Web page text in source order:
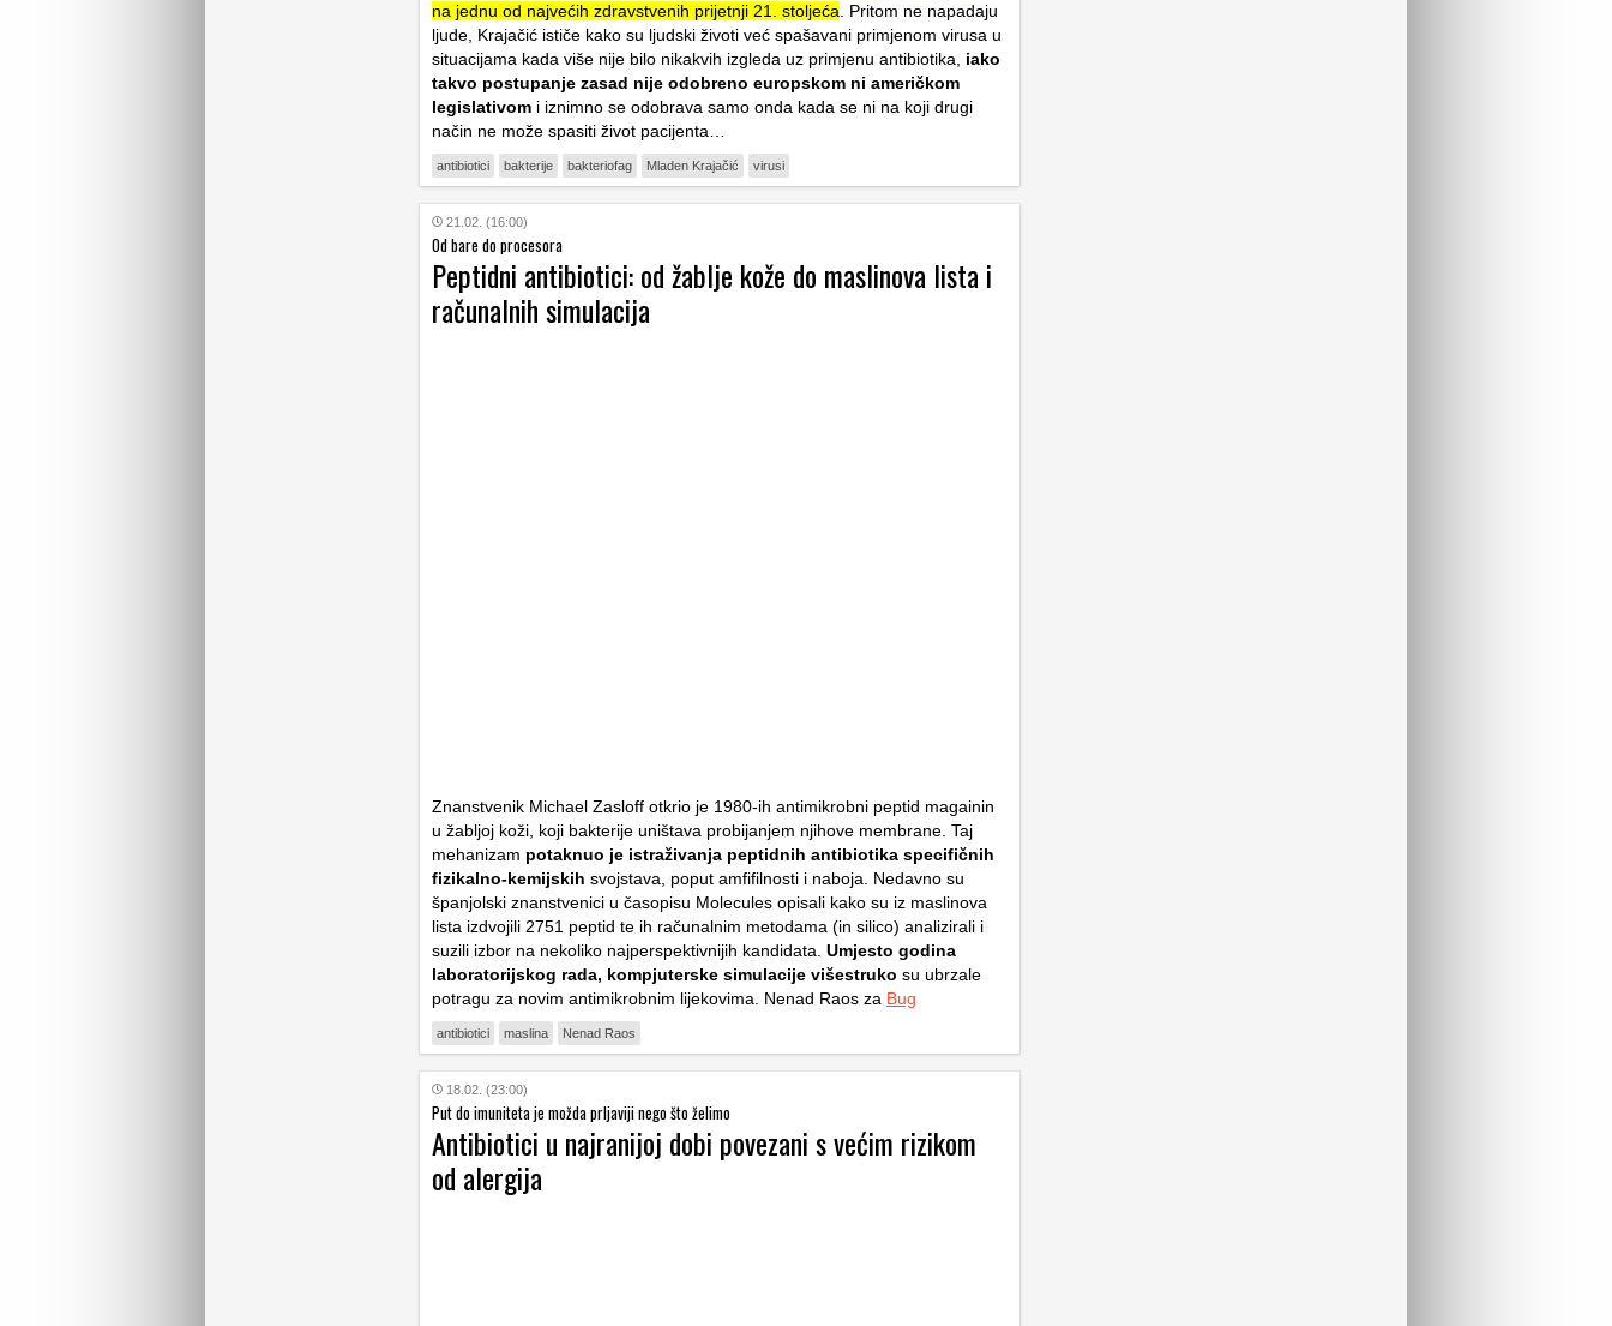
na jednu od najvećih zdravstvenih prijetnji 21. stoljeća . Pritom ne napadaju
ljude, Krajačić ističe kako su ljudski životi već spašavani primjenom virusa u
situacijama kada više nije bilo nikakvih izgleda uz primjenu antibiotika, iako
takvo postupanje zasad nije odobreno europskom ni američkom
legislativom i iznimno se odobrava samo onda kada se ni na koji drugi
način ne može spasiti život pacijenta…
antibiotici bakterije bakteriofag Mladen Krajačić virusi
21.02. (16:00)
Od bare do procesora
Peptidni antibiotici: od žablje kože do maslinova lista i
računalnih simulacija
Znanstvenik Michael Zasloff otkrio je 1980-ih antimikrobni peptid magainin
u žabljoj koži, koji bakterije uništava probijanjem njihove membrane. Taj
mehanizam potaknuo je istraživanja peptidnih antibiotika specifičnih
fizikalno-kemijskih svojstava, poput amfifilnosti i naboja. Nedavno su
španjolski znanstvenici u časopisu Molecules opisali kako su iz maslinova
lista izdvojili 2751 peptid te ih računalnim metodama (in silico) analizirali i
suzili izbor na nekoliko najperspektivnijih kandidata. Umjesto godina
laboratorijskog rada, kompjuterske simulacije višestruko su ubrzale
potragu za novim antimikrobnim lijekovima. Nenad Raos za Bug
antibiotici maslina Nenad Raos
18.02. (23:00)
Put do imuniteta je možda prljaviji nego što želimo
Antibiotici u najranijoj dobi povezani s većim rizikom
od alergija